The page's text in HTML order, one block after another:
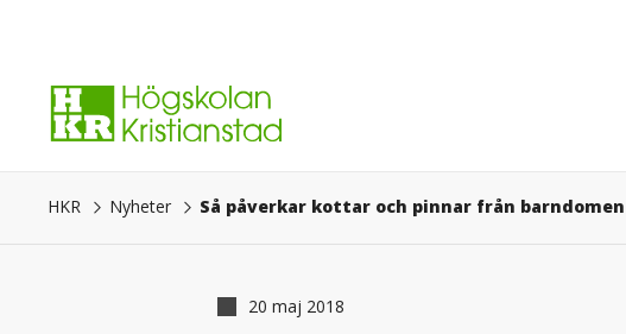
innehåll.
HKR Nyheter Så påverkar kottar och pinnar från
20 maj 2018